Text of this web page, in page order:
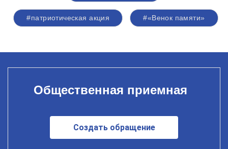
#патриотическая акция #«Венок памяти»
Общественная приемная
Создать обращение